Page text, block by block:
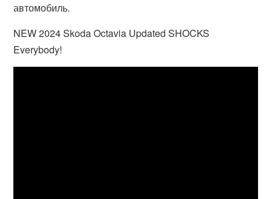
автомобиль.
NEW 2024 Skoda Octavia Updated SHOCKS
Everybody!